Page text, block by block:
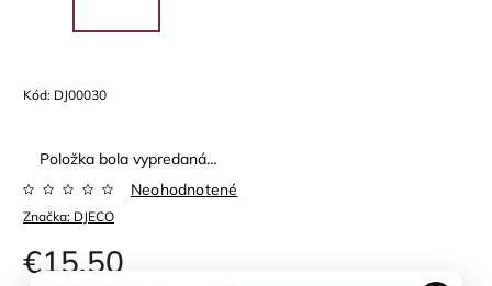
Kód: DJ00030
Položka bola vypredaná…
Značka: DJECO
Neohodnotené
€15,50